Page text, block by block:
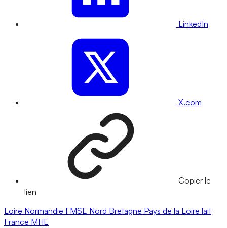
LinkedIn
X.com
Copier le
lien
Loire Normandie FMSE Nord Bretagne Pays de la Loire lait
France MHE